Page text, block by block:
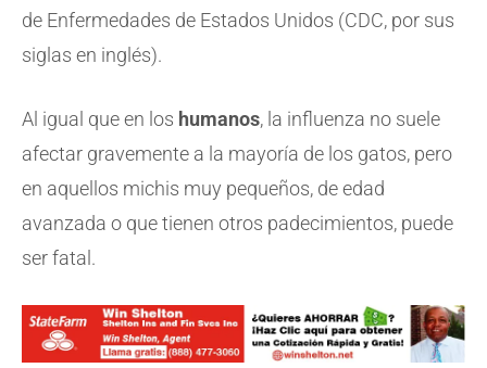
de Enfermedades de Estados Unidos (CDC, por sus
siglas en inglés).
Al igual que en los humanos, la influenza no suele
afectar gravemente a la mayoría de los gatos, pero
en aquellos michis muy pequeños, de edad
avanzada o que tienen otros padecimientos, puede
ser fatal.